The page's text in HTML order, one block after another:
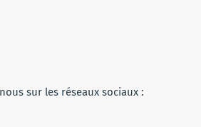
sur les réseaux sociaux :